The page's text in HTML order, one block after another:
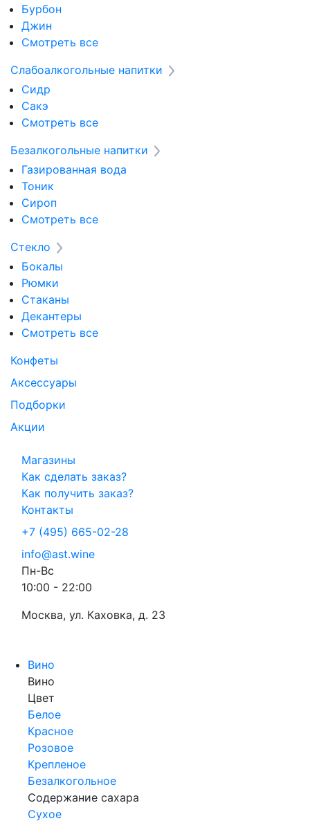
Бурбон
Джин
Смотреть все
Слабоалкогольные напитки
Сидр
Сакэ
Смотреть все
Безалкогольные напитки
Газированная вода
Тоник
Сироп
Смотреть все
Стекло
Бокалы
Рюмки
Стаканы
Декантеры
Смотреть все
Конфеты
Аксессуары
Подборки
Акции
Магазины
Как сделать заказ?
Как получить заказ?
Контакты
+7 (495) 665-02-28
info@ast.wine
Пн-Вс
10:00 - 22:00
Москва, ул. Каховка, д. 23
Вино
Вино
Цвет
Белое
Красное
Розовое
Крепленое
Безалкогольное
Содержание сахара
Сухое